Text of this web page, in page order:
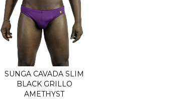
SUNGA CAVADA SLIM
BLACK GRILLO
AMETHYST